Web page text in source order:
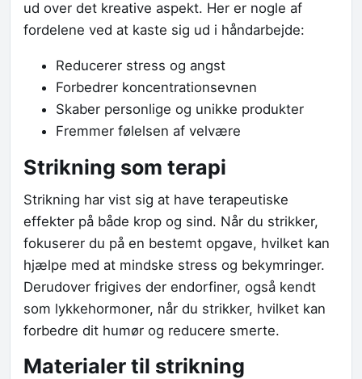
ud over det kreative aspekt. Her er nogle af
fordelene ved at kaste sig ud i håndarbejde:
Reducerer stress og angst
Forbedrer koncentrationsevnen
Skaber personlige og unikke produkter
Fremmer følelsen af velvære
Strikning som terapi
Strikning har vist sig at have terapeutiske
effekter på både krop og sind. Når du strikker,
fokuserer du på en bestemt opgave, hvilket kan
hjælpe med at mindske stress og bekymringer.
Derudover frigives der endorfiner, også kendt
som lykkehormoner, når du strikker, hvilket kan
forbedre dit humør og reducere smerte.
Materialer til strikning